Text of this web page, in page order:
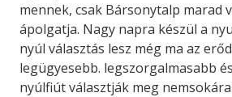
mennek, csak Bársonytalp marad
ápolgatja. Nagy napra készül a
nyúl választás lesz még ma az
legügyesebb. legszorgalmasabb
nyúlfiút választják meg